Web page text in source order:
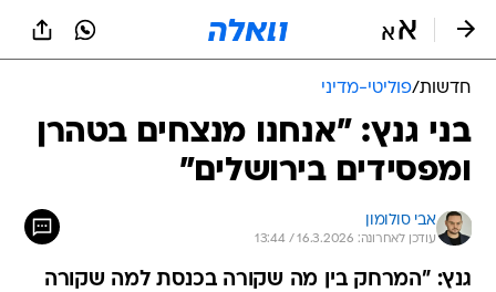
חדשות/פוליטי-מדיני
בני גנץ: "אנחנו מנצחים בטהרן
ומפסידים בירושלים"
אבי סולומון
עודכן לאחרונה: 16.3.2026 / 13:44
גנץ: "המרחק בין מה שקורה בכנסת למה שקורה